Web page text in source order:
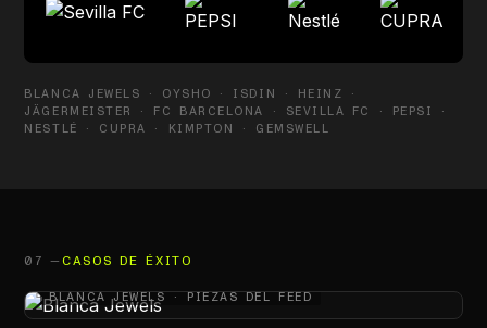
BLANCA JEWELS · OYSHO · ISDIN · HEINZ ·
JÄGERMEISTER · FC BARCELONA · SEVILLA FC · PEPSI ·
NESTLÉ · CUPRA · KIMPTON · GEMSWELL
07 —CASOS DE ÉXITO
BLANCA JEWELS · PIEZAS DEL FEED